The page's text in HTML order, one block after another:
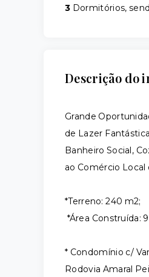
3 Dormitórios,
Descrição do
Grande
de Lazer
Banheiro Social,
ao Comércio Local
*Terreno: 240 m2;
*Área Construída:
* Condomínio c/
Rodovia Amaral